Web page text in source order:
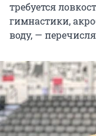
требуется
гимнастики,
воду, —